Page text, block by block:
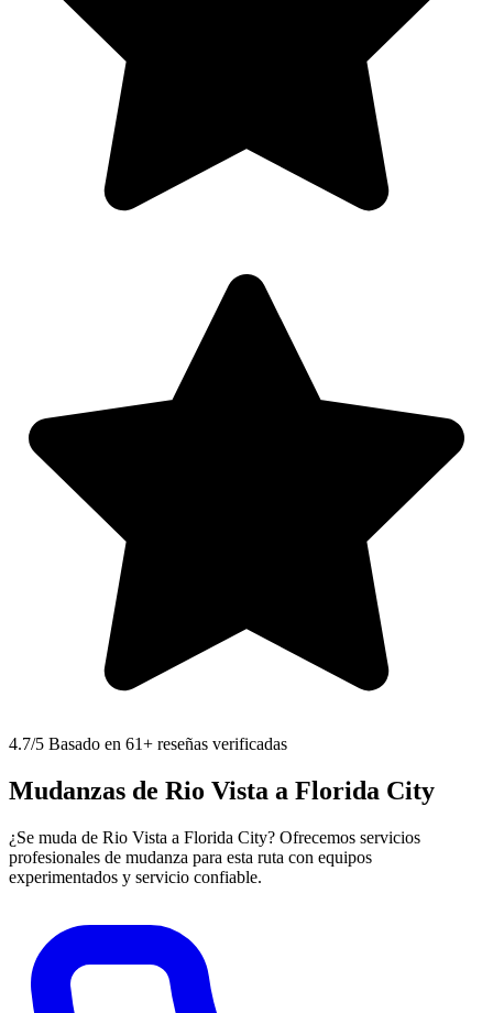
4.7/5 Basado en 61+ reseñas verificadas
Mudanzas de Rio Vista a Florida City
¿Se muda de Rio Vista a Florida City? Ofrecemos servicios
profesionales de mudanza para esta ruta con equipos
experimentados y servicio confiable.